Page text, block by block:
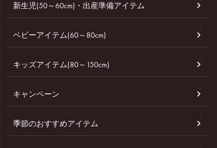
新生児(50～60cm)・出産準備アイテム
ベビーアイテム(60～80cm)
キッズアイテム(80～150cm)
キャンペーン
季節のおすすめアイテム